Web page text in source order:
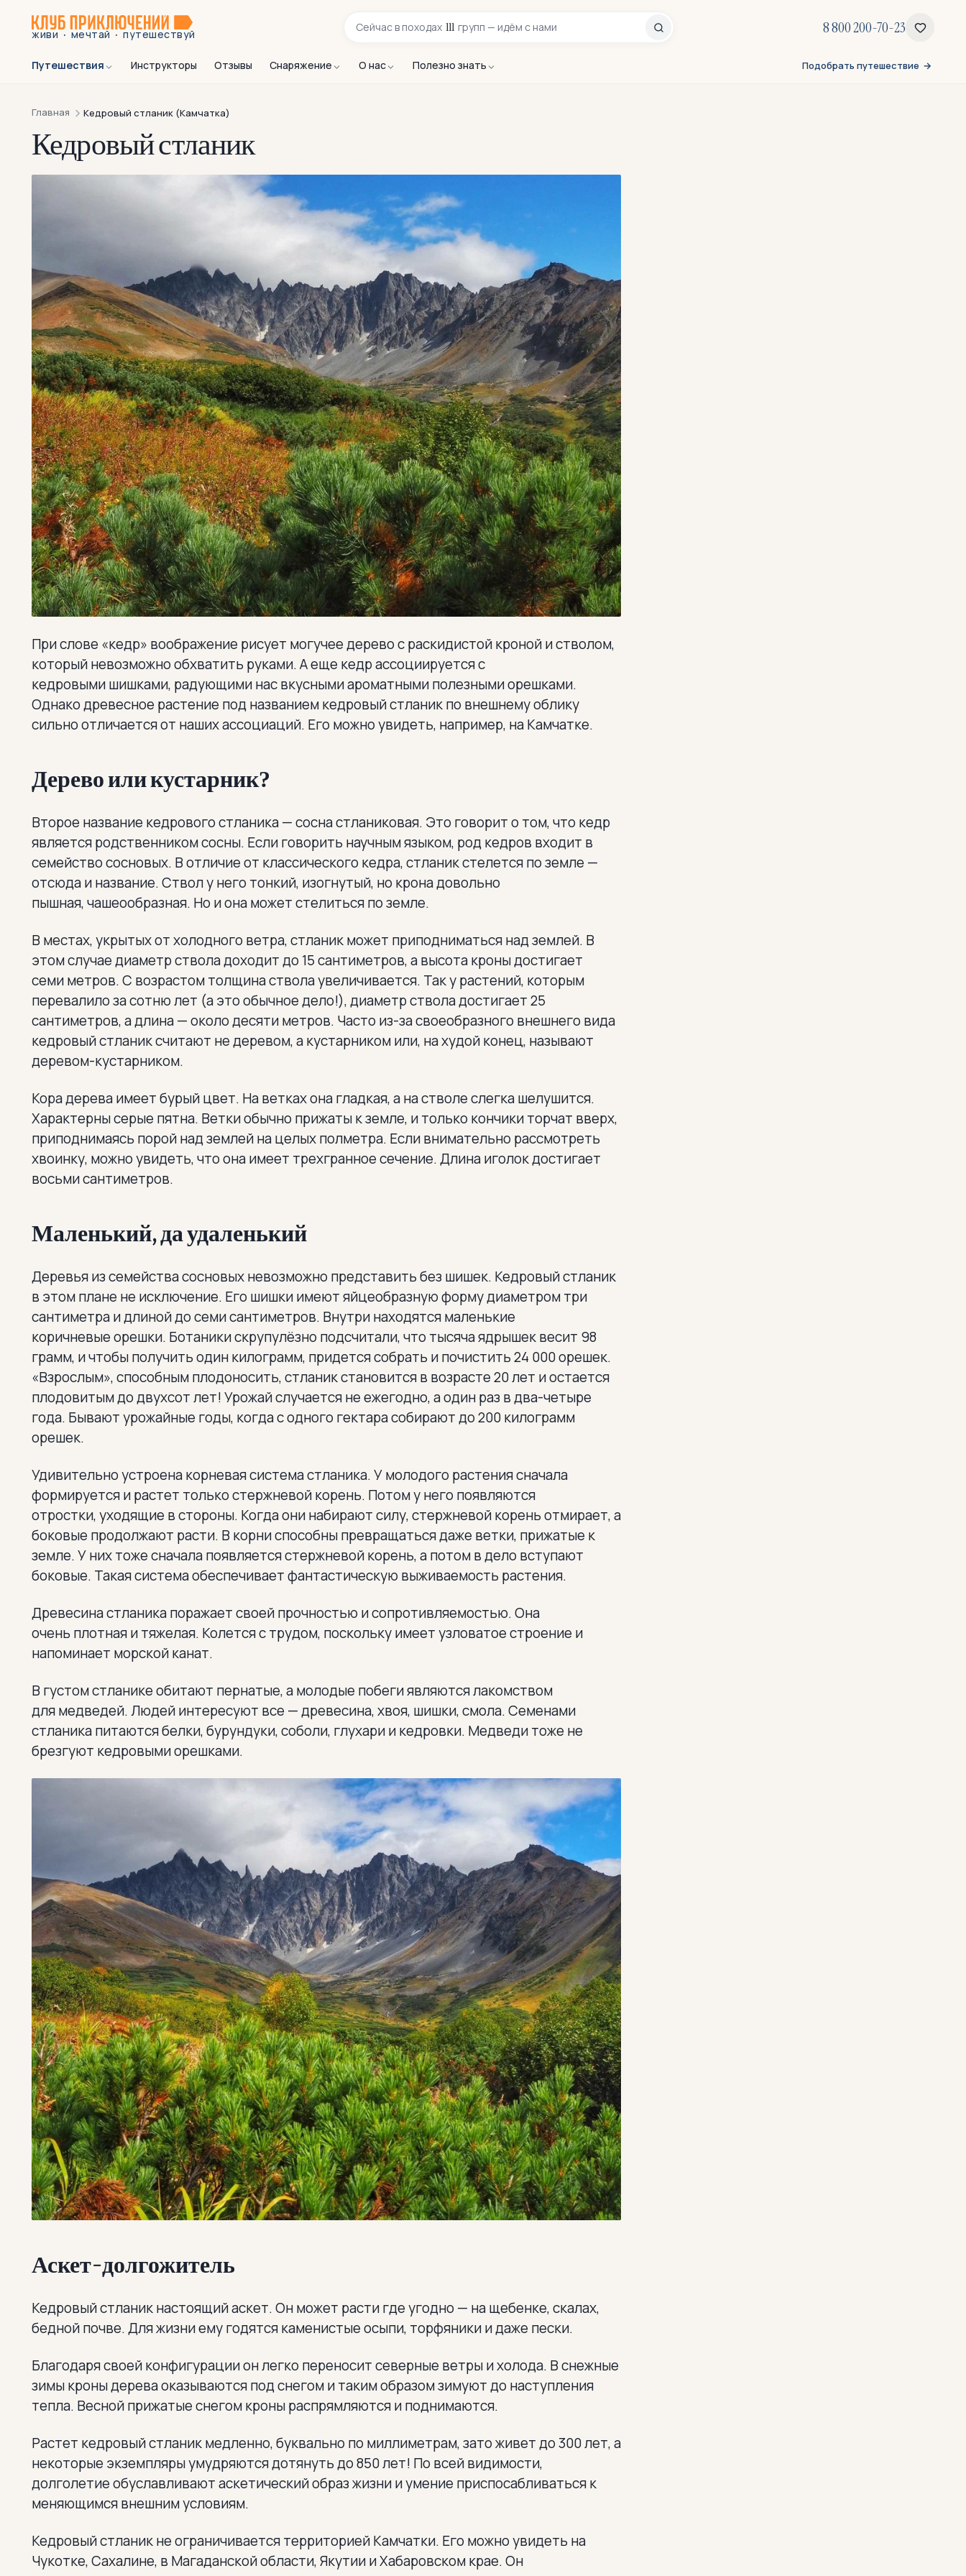
живи · мечтай · путешествуй
Сейчас в походах 111 групп — идём с нами 8 800 200-70-23
Путешествия Инструкторы Отзывы Снаряжение О нас Полезно знать Подобрать путешествие
Главная Кедровый стланик (Камчатка)
Кедровый стланик
При слове «кедр» воображение рисует могучее дерево с раскидистой кроной и стволом,
который невозможно обхватить руками. А еще кедр ассоциируется с
кедровыми шишками, радующими нас вкусными ароматными полезными орешками.
Однако древесное растение под названием кедровый стланик по внешнему облику
сильно отличается от наших ассоциаций. Его можно увидеть, например, на Камчатке.
Дерево или кустарник?
Второе название кедрового стланика — сосна стланиковая. Это говорит о том, что кедр
является родственником сосны. Если говорить научным языком, род кедров входит в
семейство сосновых. В отличие от классического кедра, стланик стелется по земле —
отсюда и название. Ствол у него тонкий, изогнутый, но крона довольно
пышная, чашеообразная. Но и она может стелиться по земле.
В местах, укрытых от холодного ветра, стланик может приподниматься над землей. В
этом случае диаметр ствола доходит до 15 сантиметров, а высота кроны достигает
семи метров. С возрастом толщина ствола увеличивается. Так у растений, которым
перевалило за сотню лет (а это обычное дело!), диаметр ствола достигает 25
сантиметров, а длина — около десяти метров. Часто из-за своеобразного внешнего вида
кедровый стланик считают не деревом, а кустарником или, на худой конец, называют
деревом-кустарником.
Кора дерева имеет бурый цвет. На ветках она гладкая, а на стволе слегка шелушится.
Характерны серые пятна. Ветки обычно прижаты к земле, и только кончики торчат вверх,
приподнимаясь порой над землей на целых полметра. Если внимательно рассмотреть
хвоинку, можно увидеть, что она имеет трехгранное сечение. Длина иголок достигает
восьми сантиметров.
Маленький, да удаленький
Деревья из семейства сосновых невозможно представить без шишек. Кедровый стланик
в этом плане не исключение. Его шишки имеют яйцеобразную форму диаметром три
сантиметра и длиной до семи сантиметров. Внутри находятся маленькие
коричневые орешки. Ботаники скрупулёзно подсчитали, что тысяча ядрышек весит 98
грамм, и чтобы получить один килограмм, придется собрать и почистить 24 000 орешек.
«Взрослым», способным плодоносить, стланик становится в возрасте 20 лет и остается
плодовитым до двухсот лет! Урожай случается не ежегодно, а один раз в два-четыре
года. Бывают урожайные годы, когда с одного гектара собирают до 200 килограмм
орешек.
Удивительно устроена корневая система стланика. У молодого растения сначала
формируется и растет только стержневой корень. Потом у него появляются
отростки, уходящие в стороны. Когда они набирают силу, стержневой корень отмирает, а
боковые продолжают расти. В корни способны превращаться даже ветки, прижатые к
земле. У них тоже сначала появляется стержневой корень, а потом в дело вступают
боковые. Такая система обеспечивает фантастическую выживаемость растения.
Древесина стланика поражает своей прочностью и сопротивляемостью. Она
очень плотная и тяжелая. Колется с трудом, поскольку имеет узловатое строение и
напоминает морской канат.
В густом стланике обитают пернатые, а молодые побеги являются лакомством
для медведей. Людей интересуют все — древесина, хвоя, шишки, смола. Семенами
стланика питаются белки, бурундуки, соболи, глухари и кедровки. Медведи тоже не
брезгуют кедровыми орешками.
Аскет-долгожитель
Кедровый стланик настоящий аскет. Он может расти где угодно — на щебенке, скалах,
бедной почве. Для жизни ему годятся каменистые осыпи, торфяники и даже пески.
Благодаря своей конфигурации он легко переносит северные ветры и холода. В снежные
зимы кроны дерева оказываются под снегом и таким образом зимуют до наступления
тепла. Весной прижатые снегом кроны распрямляются и поднимаются.
Растет кедровый стланик медленно, буквально по миллиметрам, зато живет до 300 лет, а
некоторые экземпляры умудряются дотянуть до 850 лет! По всей видимости,
долголетие обуславливают аскетический образ жизни и умение приспосабливаться к
меняющимся внешним условиям.
Кедровый стланик не ограничивается территорией Камчатки. Его можно увидеть на
Чукотке, Сахалине, в Магаданской области, Якутии и Хабаровском крае. Он